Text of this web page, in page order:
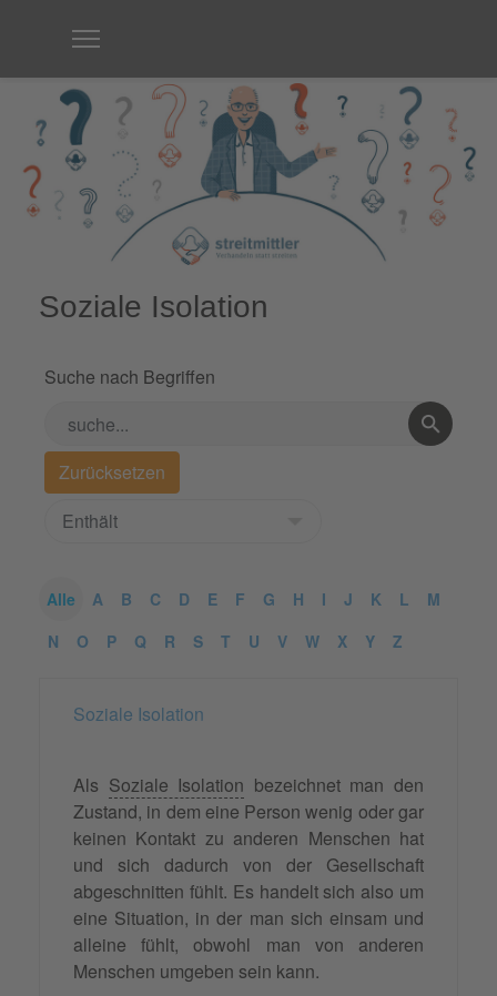
Soziale Isolation
Suche nach Begriffen
Alle A B C D E F G H I J K L
M
N
O P Q R S T U V W X Y Z
Soziale Isolation
Als Soziale Isolation bezeichnet man den
Zustand, in dem eine Person wenig oder gar
keinen Kontakt zu anderen Menschen hat
und sich dadurch von der Gesellschaft
abgeschnitten fühlt. Es handelt sich also um
eine Situation, in der man sich einsam und
alleine fühlt, obwohl man von anderen
Menschen umgeben sein kann.